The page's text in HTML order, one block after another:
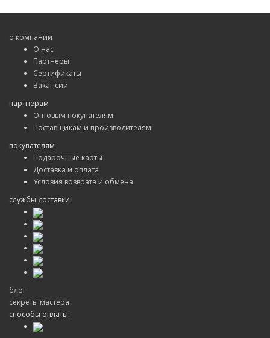
о компании
О нас
Партнеры
Сертификаты
Вакансии
партнерам
Оптовым покупателям
Поставщикам и производителям
покупателям
Подарочные карты
Доставка и оплата
Условия возврата и обмена
службы доставки:
блог
секреты мастера
способы оплаты: